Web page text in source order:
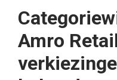
Amro